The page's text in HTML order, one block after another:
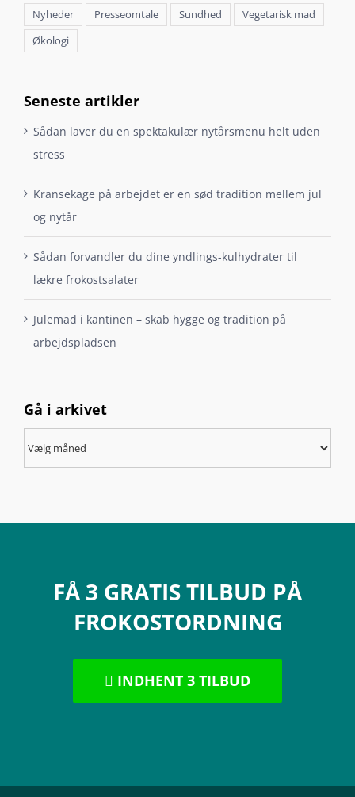
Nyheder
Presseomtale Sundhed
Vegetarisk mad
Økologi
Seneste artikler
Sådan laver du en spektakulær nytårsmenu helt uden
stress
Kransekage på arbejdet er en sød tradition mellem jul
og nytår
Sådan forvandler du dine yndlings-kulhydrater til
lækre frokostsalater
Julemad i kantinen – skab hygge og tradition på
arbejdspladsen
Gå i arkivet
FÅ 3 GRATIS TILBUD PÅ
FROKOSTORDNING
INDHENT 3 TILBUD